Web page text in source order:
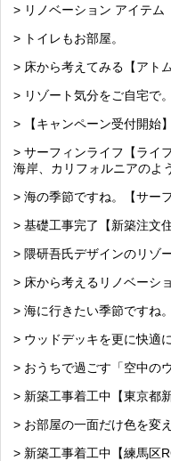
> リノベーション アイテム
> トイレもお部屋。
> 床から考えてみる【アト
> リゾート気分をご自宅で
> 【キャンペーン受付開始
> サーフィンライフ【ライ
海岸、カリフォルニアのよ
> 海の季節ですね。【サー
> 基礎工事完了【新築注文住
> 隈研吾氏デザインのリゾ
> 床から考えるリノベーシ
> 海に行きたい季節ですね。
> ウッドデッキを更に快適
> おうちで過ごす「空中の
> 新築工事着工中【東京都新
> お部屋の一面だけ色を変
> 新築工事着工中【練馬区